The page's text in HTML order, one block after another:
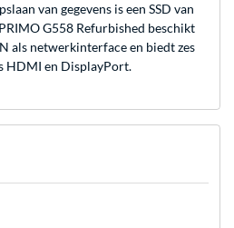
van gegevens is een SSD van
G558 Refurbished beschikt
als netwerkinterface en biedt zes
HDMI en DisplayPort.